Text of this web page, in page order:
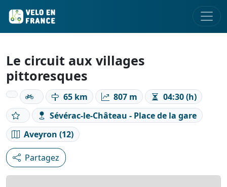
Le circuit aux villages
pittoresques
65 km 807 m
04:30 (h)
Sévérac-le-Château - Place de la gare
Aveyron (12)
Partagez